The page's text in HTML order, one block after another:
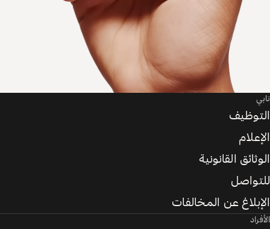
تابي
التوظيف
الإعلام
الوثائق القانونية
للتواصل
الإبلاغ عن المخالفات
الأفراد